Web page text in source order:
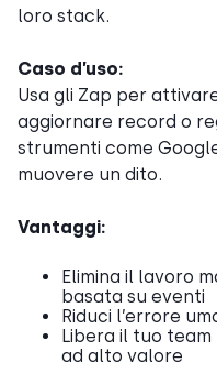
loro stack.
Caso d’uso:
Usa gli Zap per
aggiornare record o
strumenti come
muovere un dito.
Vantaggi:
Elimina il lavoro
basata su eventi
Riduci l’errore
Libera il tuo
ad alto valore